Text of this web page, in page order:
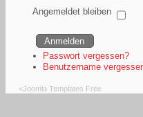
Angemeldet bleiben
Passwort vergessen?
Benutzername
<Joomla Templates Free